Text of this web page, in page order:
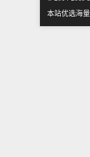
本站优选海